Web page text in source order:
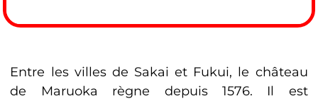
Entre les villes de Sakai et Fukui, le château
de Maruoka règne depuis 1576. Il est